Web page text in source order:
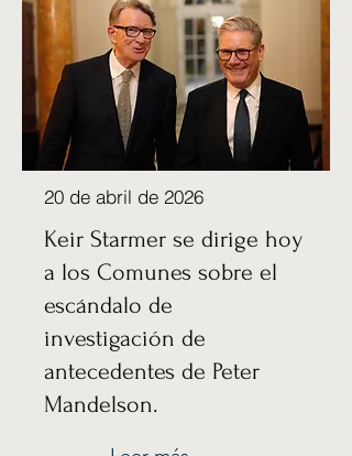
20 de abril de 2026
Keir Starmer se dirige hoy
a los Comunes sobre el
escándalo de
investigación de
antecedentes de Peter
Mandelson.